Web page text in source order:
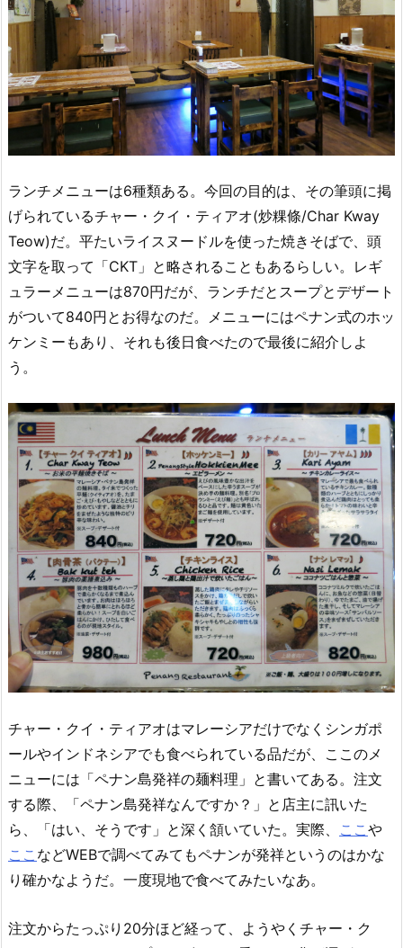
ランチメニューは6種類ある。今回の目的は、その筆頭に掲
げられているチャー・クイ・ティアオ(炒粿條/Char Kway
Teow)だ。平たいライスヌードルを使った焼きそばで、頭
文字を取って「CKT」と略されることもあるらしい。レギ
ュラーメニューは870円だが、ランチだとスープとデザート
がついて840円とお得なのだ。メニューにはペナン式のホッ
ケンミーもあり、それも後日食べたので最後に紹介しよ
う。
チャー・クイ・ティアオはマレーシアだけでなくシンガポ
ールやインドネシアでも食べられている品だが、ここのメ
ニューには「ペナン島発祥の麺料理」と書いてある。注文
する際、「ペナン島発祥なんですか？」と店主に訊いた
ら、「はい、そうです」と深く頷いていた。実際、 ここや
ここ などWEBで調べてみてもペナンが発祥というのはかな
り確かなようだ。一度現地で食べてみたいなあ。
注文からたっぷり20分ほど経って、ようやくチャー・ク